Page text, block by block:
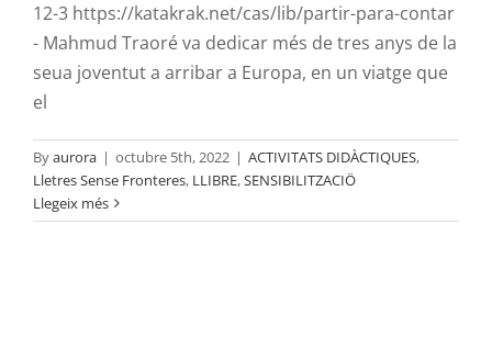
12-3 https://katakrak.net/cas/lib/partir-para-contar
- Mahmud Traoré va dedicar més de tres anys de la
seua joventut a arribar a Europa, en un viatge que
el
Byaurora | octubre 5th, 2022 | ACTIVITATS DIDÀCTIQUES,
Lletres Sense Fronteres, LLIBRE,SENSIBILITZACIÖ
Llegeix més